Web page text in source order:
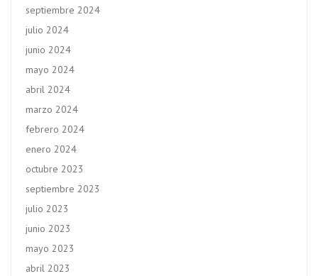
septiembre 2024
julio 2024
junio 2024
mayo 2024
abril 2024
marzo 2024
febrero 2024
enero 2024
octubre 2023
septiembre 2023
julio 2023
junio 2023
mayo 2023
abril 2023